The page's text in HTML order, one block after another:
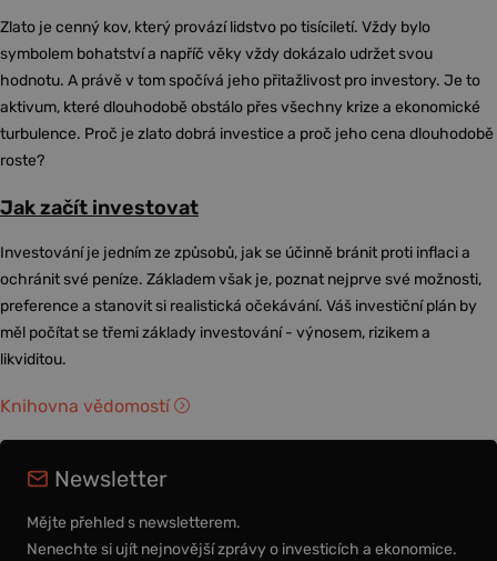
Zlato je cenný kov, který provází lidstvo po tisíciletí. Vždy bylo
symbolem bohatství a napříč věky vždy dokázalo udržet svou
hodnotu. A právě v tom spočívá jeho přitažlivost pro investory. Je to
aktivum, které dlouhodobě obstálo přes všechny krize a ekonomické
turbulence. Proč je zlato dobrá investice a proč jeho cena dlouhodobě
roste?
Jak začít investovat
Investování je jedním ze způsobů, jak se účinně bránit proti inflaci a
ochránit své peníze. Základem však je, poznat nejprve své možnosti,
preference a stanovit si realistická očekávání. Váš investiční plán by
měl počítat se třemi základy investování - výnosem, rizikem a
likviditou.
Knihovna vědomostí
Newsletter
Mějte přehled s newsletterem.
Nenechte si ujít nejnovější zprávy o investicích a ekonomice.